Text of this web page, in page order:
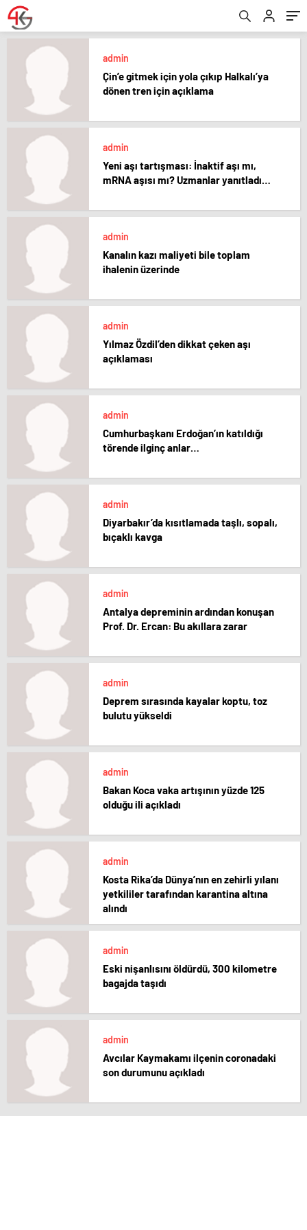
admin
Çin’e gitmek için yola çıkıp Halkalı’ya
dönen tren için açıklama
admin
Yeni aşı tartışması: İnaktif aşı mı,
mRNA aşısı mı? Uzmanlar yanıtladı…
admin
Kanalın kazı maliyeti bile toplam
ihalenin üzerinde
admin
Yılmaz Özdil’den dikkat çeken aşı
açıklaması
admin
Cumhurbaşkanı Erdoğan’ın katıldığı
törende ilginç anlar…
admin
Diyarbakır’da kısıtlamada taşlı, sopalı,
bıçaklı kavga
admin
Antalya depreminin ardından konuşan
Prof. Dr. Ercan: Bu akıllara zarar
admin
Deprem sırasında kayalar koptu, toz
bulutu yükseldi
admin
Bakan Koca vaka artışının yüzde 125
olduğu ili açıkladı
admin
Kosta Rika’da Dünya’nın en zehirli yılanı
yetkililer tarafından karantina altına
alındı
admin
Eski nişanlısını öldürdü, 300 kilometre
bagajda taşıdı
admin
Avcılar Kaymakamı ilçenin coronadaki
son durumunu açıkladı